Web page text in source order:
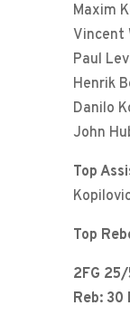
Maxim
Vincent
Paul
Henrik
Danilo
John
Top
Top
2FG 25/
Reb: 30